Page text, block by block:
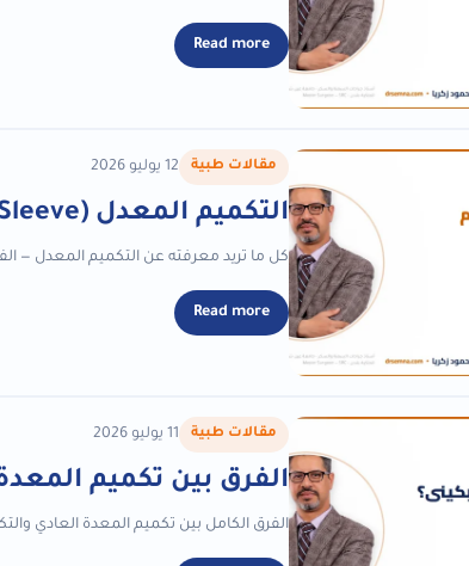
Read more
مقالات طبية 12 يوليو 2026
التكميم المعدل (Banded Sleeve): دليلك الشامل للجراحة والنتائج
كل ما تريد معرفته عن التكميم المعدل —
Read more
مقالات طبية 11 يوليو 2026
الفرق بين تكميم
الفرق الكامل بين تكميم المعدة العادي